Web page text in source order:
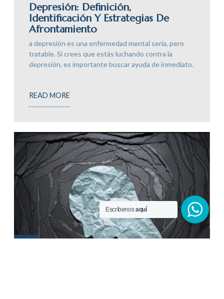
Depresión: Definición,
Identificación Y Estrategias De
Afrontamiento
a depresión es una enfermedad mental seria, pero
tratable. Si crees que estás luchando contra la
depresión, es importante buscar ayuda de inmediato.
READ MORE
Escríbenosaquí